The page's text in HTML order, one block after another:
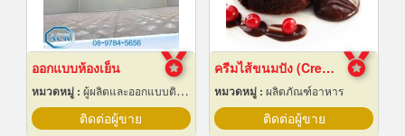
ออกแบบห้องเย็น
หมวดหมู่ : ผู้ผลิตและออกแบบติดตั้งห้องเย็น
ติดต่อผู้ขาย
ครีมไส้ขนมปัง (Cream fillings for bread)
หมวดหมู่ : ผลิตภัณฑ์อาหาร
ติดต่อผู้ขาย